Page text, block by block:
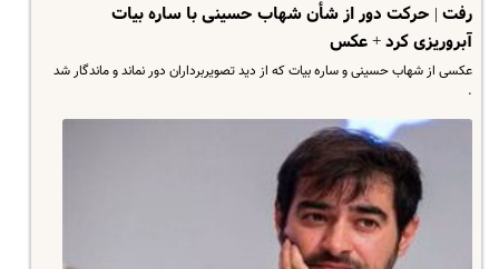
رفت | حرکت دور از شأن شهاب حسینی با ساره بیات
آبروریزی کرد + عکس
عکسی از شهاب حسینی و ساره بیات که از دید تصویربرداران دور نماند و ماندگار شد
.